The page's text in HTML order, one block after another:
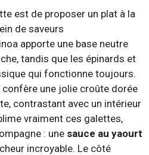
est de proposer un plat à la
de saveurs
apporte une base neutre
tandis que les épinards et
qui fonctionne toujours.
confère une jolie croûte dorée
contrastant avec un intérieur
vraiment ces galettes,
: une sauce au yaourt
incroyable. Le côté